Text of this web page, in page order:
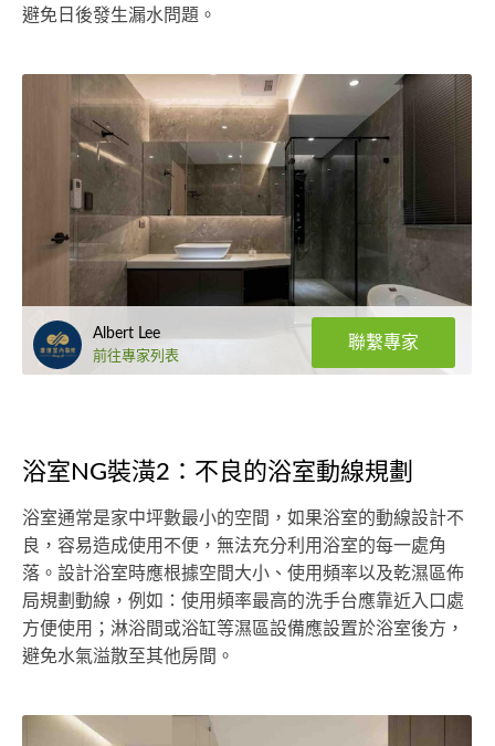
避免日後發生漏水問題。
Albert Lee
前往專家列表
聯繫專家
浴室NG裝潢2：不良的浴室動線規劃
浴室通常是家中坪數最小的空間，如果浴室的動線設計不
良，容易造成使用不便，無法充分利用浴室的每一處角
落。設計浴室時應根據空間大小、使用頻率以及乾濕區佈
局規劃動線，例如：使用頻率最高的洗手台應靠近入口處
方便使用；淋浴間或浴缸等濕區設備應設置於浴室後方，
避免水氣溢散至其他房間。